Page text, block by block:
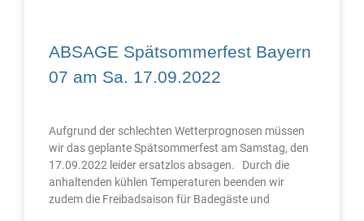
ABSAGE Spätsommerfest Bayern
07 am Sa. 17.09.2022
Aufgrund der schlechten Wetterprognosen müssen
wir das geplante Spätsommerfest am Samstag, den
17.09.2022 leider ersatzlos absagen. Durch die
anhaltenden kühlen Temperaturen beenden wir
zudem die Freibadsaison für Badegäste und